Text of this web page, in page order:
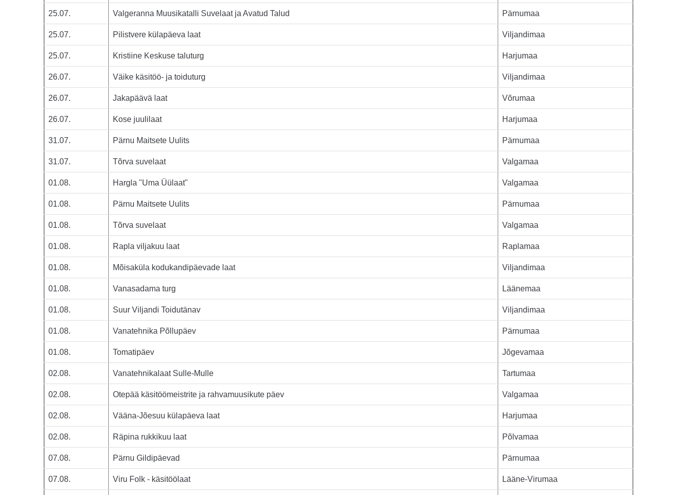
25.07. Valgeranna Muusikatalli Suvelaat ja Avatud Talud Pärnumaa
25.07. Pilistvere külapäeva laat Viljandimaa
25.07. Kristiine Keskuse taluturg Harjumaa
26.07. Väike käsitöö- ja toiduturg Viljandimaa
26.07. Jakapäävä laat Võrumaa
26.07. Kose juulilaat Harjumaa
31.07. Pärnu Maitsete Uulits Pärnumaa
31.07. Tõrva suvelaat Valgamaa
01.08. Hargla "Uma Üülaat" Valgamaa
01.08. Pärnu Maitsete Uulits Pärnumaa
01.08. Tõrva suvelaat Valgamaa
01.08. Rapla viljakuu laat Raplamaa
01.08. Mõisaküla kodukandipäevade laat Viljandimaa
01.08. Vanasadama turg Läänemaa
01.08. Suur Viljandi Toidutänav Viljandimaa
01.08. Vanatehnika Põllupäev Pärnumaa
01.08. Tomatipäev Jõgevamaa
02.08. Vanatehnikalaat Sulle-Mulle Tartumaa
02.08. Otepää käsitöömeistrite ja rahvamuusikute päev Valgamaa
02.08. Vääna-Jõesuu külapäeva laat Harjumaa
02.08. Räpina rukkikuu laat Põlvamaa
07.08. Pärnu Gildipäevad Pärnumaa
07.08. Viru Folk - käsitöölaat Lääne-Virumaa